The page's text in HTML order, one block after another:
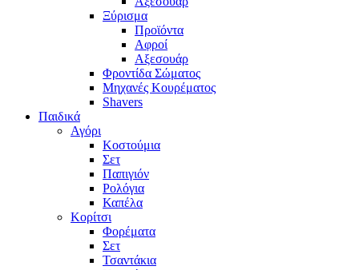
Ξύρισμα
Προϊόντα
Αφροί
Αξεσουάρ
Φροντίδα Σώματος
Μηχανές Κουρέματος
Shavers
Παιδικά
Αγόρι
Κοστούμια
Σετ
Παπιγιόν
Ρολόγια
Καπέλα
Κορίτσι
Φορέματα
Σετ
Τσαντάκια